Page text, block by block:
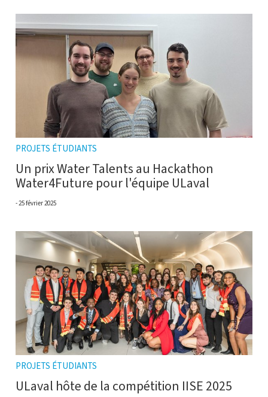
PROJETS ÉTUDIANTS
Un prix Water Talents au Hackathon
Water4Future pour l'équipe ULaval
25 février 2025
PROJETS ÉTUDIANTS
ULaval hôte de la compétition IISE 2025